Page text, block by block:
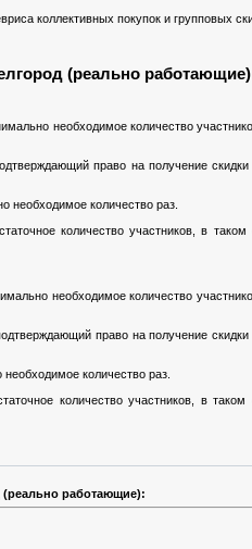
коллективных покупок и групповых
(реально работающие)
необходимое количество
право на получение
необходимое количество раз.
количество участников, в таком
необходимое количество
право на получение
количество раз.
количество участников, в таком
(реально работающие):